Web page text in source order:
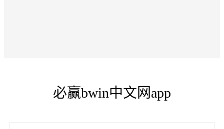
必赢bwin中文网app